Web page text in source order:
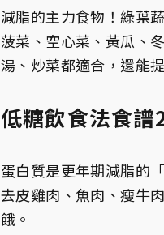
減脂的主力食物！綠葉
菠菜、空心菜、黃瓜、
湯、炒菜都適合，還能
低糖飲食法食
蛋白質是更年期減脂的
去皮雞肉、魚肉、瘦牛
餓。